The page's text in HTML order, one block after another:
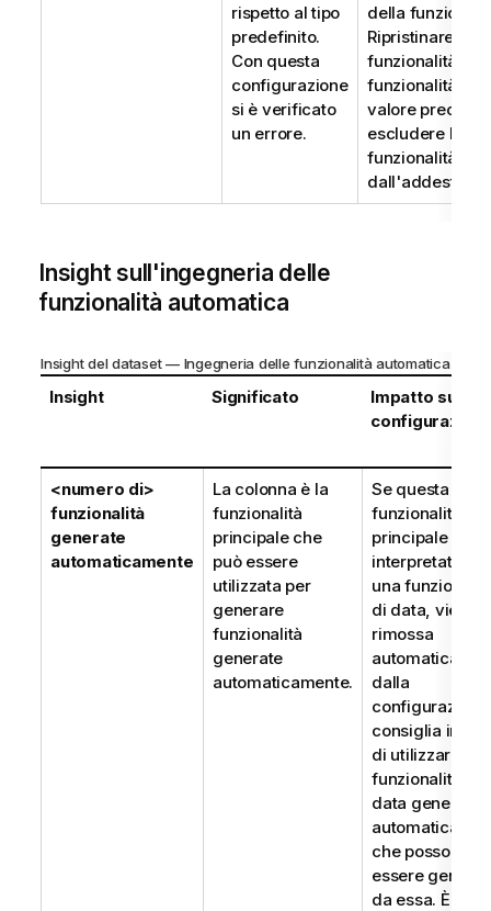
rispetto al tipo
predefinito.
Con questa
configurazione
si è verificato
un errore.
della
Ripristinare il
funzionalità
funzionalità al
valore
escludere la
funzionalità
Insight sull'ingegneria delle
funzionalità automatica
Insight del dataset — Ingegneria delle funzionalità automatica
Insight Significato
Impatto sulla
<numero di>
funzionalità
generate
automaticamente
La colonna è la
funzionalità
principale che
può essere
utilizzata per
generare
funzionalità
generate
automaticamente.
Se questa
funzionalità
principale
interpretata
una
di data, viene
rimossa
dalla
consiglia
di utilizzare le
funzionalità di
data generate
che possono
essere
da essa. È